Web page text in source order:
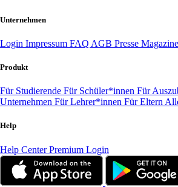
Unternehmen
Login Impressum FAQ AGB Presse Magazine
Produkt
Für Studierende Für Schüler*innen Für
Unternehmen Für Lehrer*innen Für Eltern
Help
Help CenterPremium Login